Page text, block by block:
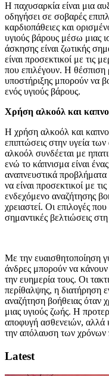
Η παχυσαρκία είναι μια
οδηγήσει σε σοβαρές
καρδιοπάθειες και
υγιούς βάρους μέσω μιας
άσκησης είναι ζωτικής
είναι προσεκτικοί με τις
που επιλέγουν. Η θέσπιση
υποστήριξης μπορούν να
ενός υγιούς βάρους.
Χρήση αλκοόλ και
Η χρήση αλκοόλ και
επιπτώσεις στην υγεία
αλκοόλ συνδέεται με
ενώ το κάπνισμα είναι
αναπνευστικά προβλήματα
να είναι προσεκτικοί με
ενδεχόμενο αναζήτησης
χρειαστεί. Οι επιλογές
σημαντικές βελτιώσεις
Με την ευαισθητοποίηση
άνδρες μπορούν να
την ευημερία τους. Οι
περίθαλψης, η διατήρηση
αναζήτηση βοήθειας όταν
μιας υγιούς ζωής. Η
αποφυγή ασθενειών, αλλά
την απόλαυση των χρόνων
Latest